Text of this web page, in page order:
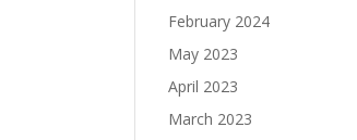
February 2024
May 2023
April 2023
March 2023